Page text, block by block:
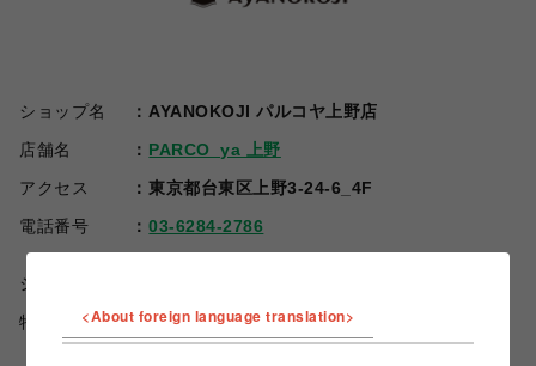
ショップ名
AYANOKOJI パルコヤ上野店
店舗名
PARCO_ya 上野
アクセス
東京都台東区上野3-24-6_4F
電話番号
03-6284-2786
ショップお問い合わせは
特定商取引法など法令に基づく表記はこちら
<About foreign language translation>